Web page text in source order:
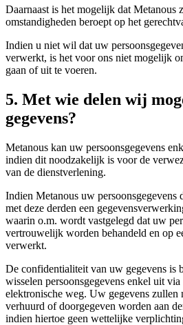
Daarnaast is het mogelijk dat Metanous
omstandigheden beroept op het
Indien u niet wil dat uw
verwerkt, is het voor ons niet mogelijk
gaan of uit te voeren.
5. Met wie delen wij
gegevens?
Metanous kan uw persoonsgegevens
indien dit noodzakelijk is voor de
van de dienstverlening.
Indien Metanous uw persoonsgegevens
met deze derden een
waarin o.m. wordt vastgelegd dat uw
vertrouwelijk worden behandeld en op
verwerkt.
De confidentialiteit van uw gegevens is
wisselen persoonsgegevens enkel uit
elektronische weg. Uw gegevens zullen
verhuurd of doorgegeven worden aan
indien hiertoe geen wettelijke